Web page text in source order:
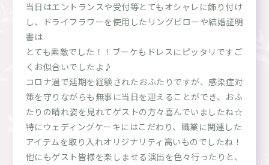
当日はエントランスや受付等とてもオシャレに飾り付け
し、ドライフラワーを使用したリングピローや結婚証明
書は
とても素敵でした！！ブーケもドレスにピッタリですご
くお似合いでしたよ♪
コロナ過で延期を経験されたおふたりですが、感染症対
策を守りながらも無事に当日を迎えることができ、おふ
たりの晴れ姿を見れてゲストの方々喜んでいましたね☆
特にウェディングケーキにはこだわり、職業に関連した
アイテムを取り入れオリジナリティ高いものでしたね！
他にもゲスト皆様を楽しませる演出を色々行ったりと、